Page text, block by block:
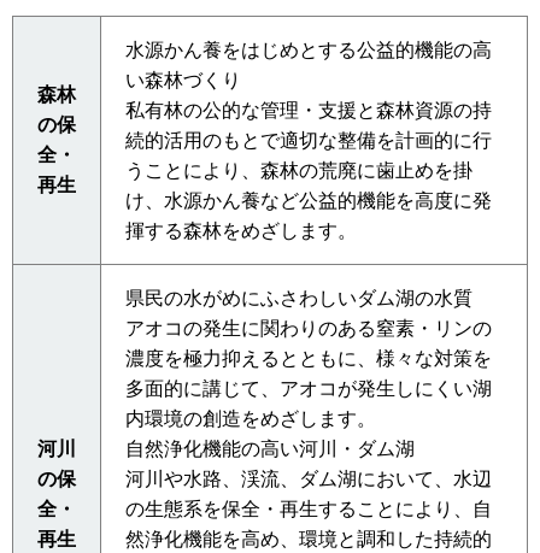
森林
の保
全・
再生
水源かん養をはじめとする公益的機能の高
い森林づくり
私有林の公的な管理・支援と森林資源の持
続的活用のもとで適切な整備を計画的に行
うことにより、森林の荒廃に歯止めを掛
け、水源かん養など公益的機能を高度に発
揮する森林をめざします。
河川
の保
全・
再生
県民の水がめにふさわしいダム湖の水質
アオコの発生に関わりのある窒素・リンの
濃度を極力抑えるとともに、様々な対策を
多面的に講じて、アオコが発生しにくい湖
内環境の創造をめざします。
自然浄化機能の高い河川・ダム湖
河川や水路、渓流、ダム湖において、水辺
の生態系を保全・再生することにより、自
然浄化機能を高め、環境と調和した持続的